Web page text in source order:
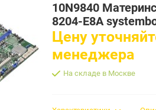
10N9840
8204-E8A
Цену
менеджера
На складе в Москве